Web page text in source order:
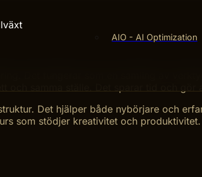
AIO - AI Optimization
Det fungerar som en samling av
och samma ställe. Det sparar tid och gör
Det hjälper både nybörjare och
som stödjer kreativitet och produktivitet.